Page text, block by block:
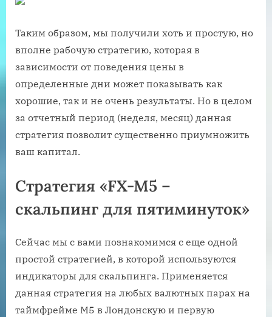
Таким образом, мы получили хоть и простую, но
вполне рабочую стратегию, которая в
зависимости от поведения цены в
определенные дни может показывать как
хорошие, так и не очень результаты. Но в целом
за отчетный период (неделя, месяц) данная
стратегия позволит существенно приумножить
ваш капитал.
Стратегия «FX-M5 –
скальпинг для пятиминуток»
Сейчас мы с вами познакомимся с еще одной
простой стратегией, в которой используются
индикаторы для скальпинга. Применяется
данная стратегия на любых валютных парах на
таймфрейме M5 в Лондонскую и первую